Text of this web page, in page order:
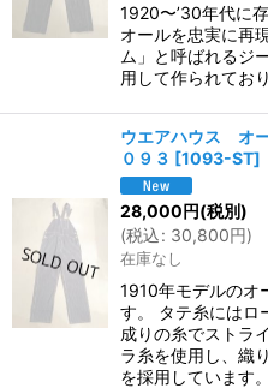
1920〜’30年代に
オールを忠実に再
ム」と呼ばれるジ
用して作られてお
ウエアハウス オ
０９３ [1093-ST]
28,000円(税別)
(税込: 30,800円)
在庫なし
1910年モデルのオ
す。 タテ糸にはロ
成りの糸でストラ
ラ糸を使用し、織
を採用しています